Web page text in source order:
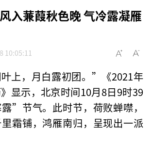
入蒹葭秋色晚 气冷露凝雁
10:05:11
上，月白露初团。”《2021年
显示，北京时间10月8日9时39
”节气。此时节，荷败蝉噤，
霜铺，鸿雁南归，呈现出一派